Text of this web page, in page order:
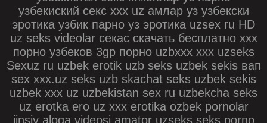
узбекиский секс xxx uz амлар уз узбекски
эротика узбик парно уз эротика uzsex ru HD
uz seks videolar секас скачать бесплатно xxx
порно узбеков 3gp порно uzbxxx xxx uzseks
Sexuz ru uzbek erotik uzb seks uzbek sekis вап
sex xxx.uz seks uzb skachat seks uzbek sekis
uzbek xxx uz uzbekistan sex ru uzbekcha seks
uz erotka ero uz xxx erotika ozbek pornolar
jinsiy aloqa videosi amator uzseks seks porno